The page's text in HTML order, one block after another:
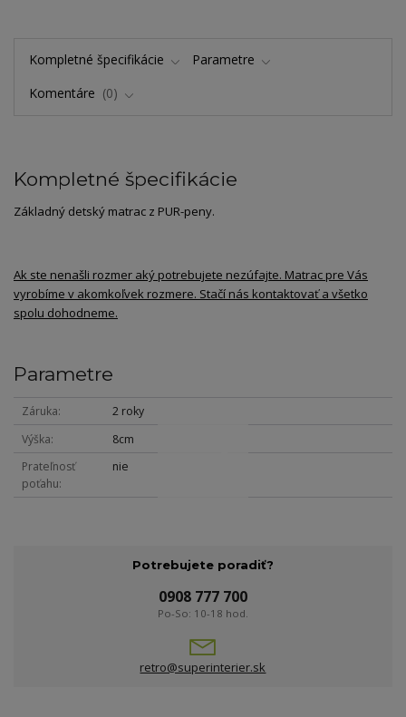
Kompletné špecifikácie
Parametre
Komentáre
0
Kompletné špecifikácie
Základný detský matrac z PUR-peny.
Ak ste nenašli rozmer aký potrebujete nezúfajte. Matrac pre Vás
vyrobíme v akomkoľvek rozmere. Stačí nás kontaktovať a všetko
spolu dohodneme.
Parametre
Záruka
2 roky
Výška
8cm
Prateľnosť
poťahu
nie
Potrebujete poradiť?
0908 777 700
Po-So: 10-18 hod.
retro@superinterier.sk